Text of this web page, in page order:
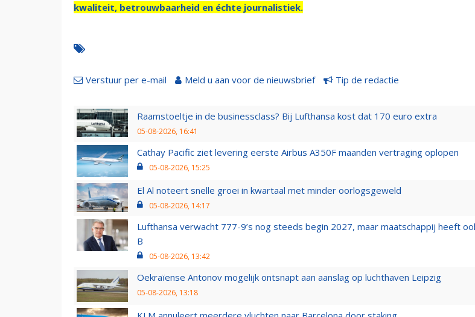
kwaliteit, betrouwbaarheid en échte journalistiek.
Verstuur per e-mail Meld u aan voor de nieuwsbrief Tip de redactie
Raamstoeltje in de businessclass? Bij Lufthansa kost dat 170 euro extra
05-08-2026, 16:41
Cathay Pacific ziet levering eerste Airbus A350F maanden vertraging oplopen
05-08-2026, 15:25
El Al noteert snelle groei in kwartaal met minder oorlogsgeweld
05-08-2026, 14:17
Lufthansa verwacht 777-9’s nog steeds begin 2027, maar maatschappij heeft
B
05-08-2026, 13:42
Oekraïense Antonov mogelijk ontsnapt aan aanslag op luchthaven Leipzig
05-08-2026, 13:18